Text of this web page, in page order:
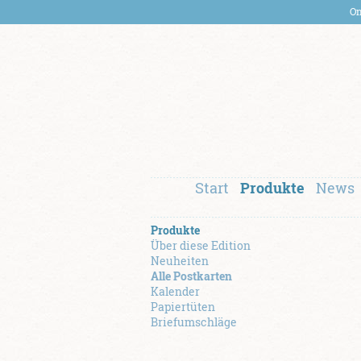
Start Produkte News
Produkte
Über diese Edition
Neuheiten
Alle Postkarten
Kalender
Papiertüten
Briefumschläge